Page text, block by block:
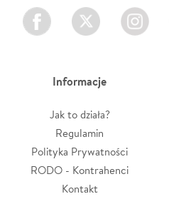
Facebook Twitter Instagram
Informacje
Jak to działa?
Regulamin
Polityka Prywatności
RODO - Kontrahenci
Kontakt